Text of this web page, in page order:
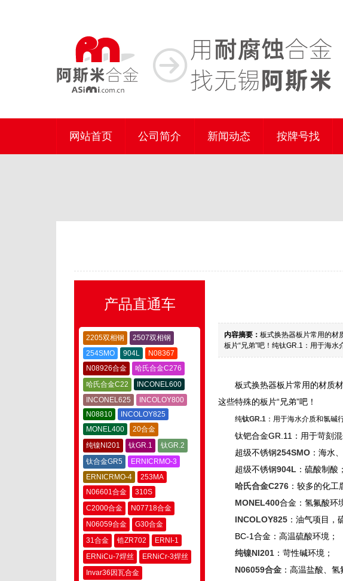
网站首页 公司简介 新闻动态 按牌号找
产品直通车
2205双相钢
2507双相钢
254SMO
904L
N08367
N08926合金
哈氏合金C276
哈氏合金C22
INCONEL600
INCONEL625
INCOLOY800
N08810
INCOLOY825
MONEL400
20合金
纯镍NI201
钛GR.1
钛GR.2
钛合金GR5
ERNICRMO-3
ERNICRMO-4
253MA
N06601合金
310S
C2000合金
N07718合金
N06059合金
G30合金
31合金
锆ZR702
ERNI-1
ERNiCu-7焊丝
ERNiCr-3焊丝
Invar36因瓦合金
内容摘要：板式换热器板片常用的材
板片“兄弟”吧！纯钛GR.1：用于海
板式换热器板片常用的材质
这些特殊的板片“兄弟”吧！
纯钛GR.1 ：用于海水介质和氯碱
钛钯合金GR.11：用于苛刻
超级不锈钢254SMO ：海水
超级不锈钢904L ：硫酸制酸；
哈氏合金C276 ：较多的化工
MONEL400合金：氢氟酸环
INCOLOY825 ：油气项目，
BC-1合金：高温硫酸环境；
纯镍NI201 ：苛性碱环境；
N06059合金 ：高温盐酸、氢